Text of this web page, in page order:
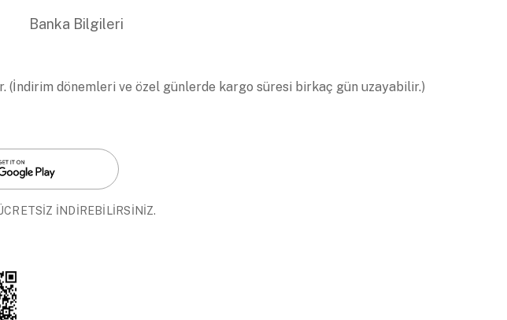
Banka Bilgileri
(İndirim dönemleri ve özel günlerde kargo süresi birkaç gün uzayabilir.)
İNDİREBİLİRSİNİZ.